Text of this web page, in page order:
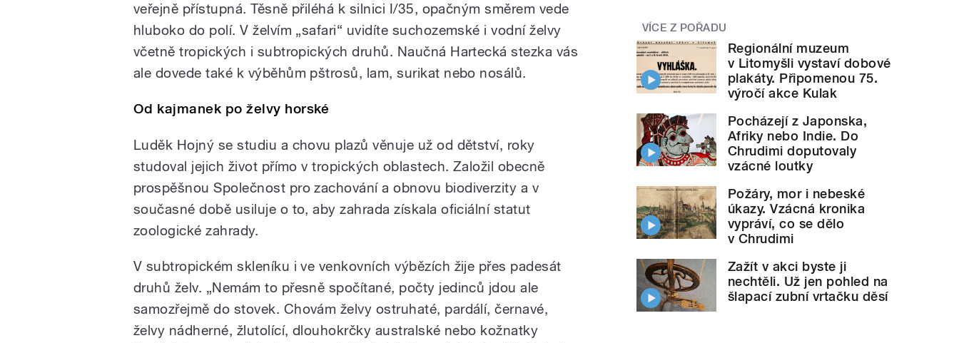
veřejně přístupná. Těsně přiléhá k silnici I/35, opačným směrem vede
hluboko do polí. V želvím „safari“ uvidíte suchozemské i vodní želvy
včetně tropických i subtropických druhů. Naučná Hartecká stezka vás
ale dovede také k výběhům pštrosů, lam, surikat nebo nosálů.
Od kajmanek po želvy horské
Luděk Hojný se studiu a chovu plazů věnuje už od dětství, roky
studoval jejich život přímo v tropických oblastech. Založil obecně
prospěšnou Společnost pro zachování a obnovu biodiverzity a v
současné době usiluje o to, aby zahrada získala oficiální statut
zoologické zahrady.
V subtropickém skleníku i ve venkovních výbězích žije přes padesát
druhů želv. „Nemám to přesně spočítané, počty jedinců jdou ale
samozřejmě do stovek. Chovám želvy ostruhaté, pardálí, černavé,
želvy nádherné, žlutolící, dlouhokrčky australské nebo kožnatky
VÍCE Z POŘADU
Regionální muzeum
v Litomyšli vystaví dobové
plakáty. Připomenou 75.
výročí akce Kulak
Pocházejí z Japonska,
Afriky nebo Indie. Do
Chrudimi doputovaly
vzácné loutky
Požáry, mor i nebeské
úkazy. Vzácná kronika
vypráví, co se dělo
v Chrudimi
Zažít v akci byste ji
nechtěli. Už jen pohled na
šlapací zubní vrtačku děsí